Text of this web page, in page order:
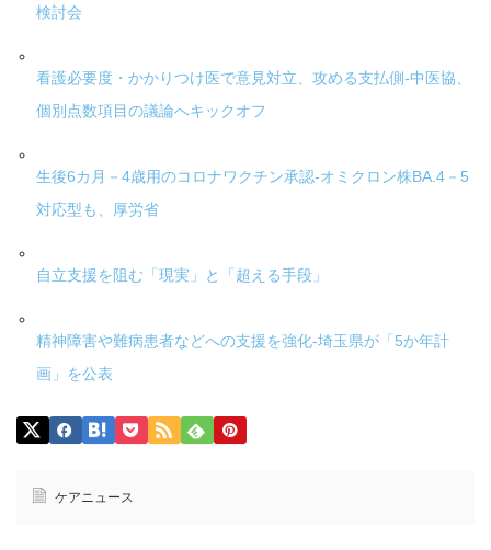
検討会
看護必要度・かかりつけ医で意見対立、攻める支払側-中医協、
個別点数項目の議論へキックオフ
生後6カ月－4歳用のコロナワクチン承認-オミクロン株BA.4－5
対応型も、厚労省
自立支援を阻む「現実」と「超える手段」
精神障害や難病患者などへの支援を強化-埼玉県が「5か年計
画」を公表
ケアニュース